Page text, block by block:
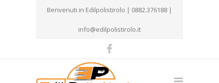
Benvenuti in Edilpolistirolo | 0882.376188 |
info@edilpolistirolo.it